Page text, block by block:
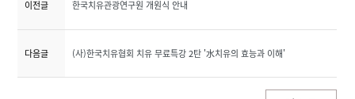
이전글 한국치유관광연구원 개원식 안내
다음글 (사)한국치유협회 치유 무료특강 2탄 '水치유의 효능과 이해'